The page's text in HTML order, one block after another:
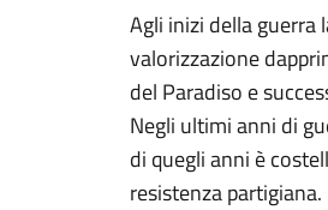
Agli inizi della guerra
valorizzazione
del Paradiso e
Negli ultimi anni di
di quegli anni è
resistenza partigiana.